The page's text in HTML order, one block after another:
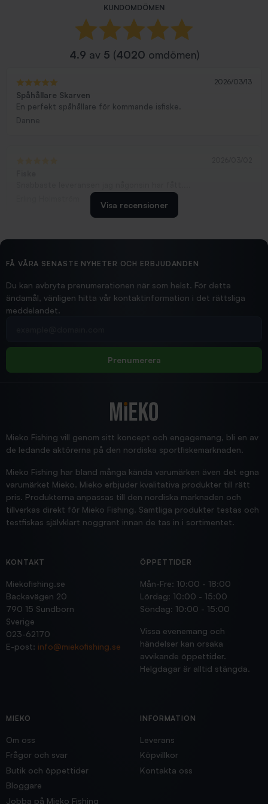
KUNDOMDÖMEN
4.9 av 5 (4020 omdömen)
2026/03/13
Spåhållare Skarven
En perfekt spåhållare för kommande isfiske.
Danne
2026/02/19
Hittade exakt vad jag behövde. Snabb och bra...
Jensa
Visa recensioner
FÅ VÅRA SENASTE NYHETER OCH ERBJUDANDEN
Du kan avbryta prenumerationen när som helst. För detta
ändamål, vänligen hitta vår kontaktinformation i det rättsliga
meddelandet.
Prenumerera
Mieko Fishing vill genom sitt koncept och engagemang, bli en av
de ledande aktörerna på den nordiska sportfiskemarknaden.
Mieko Fishing har bland många kända varumärken även det egna
varumärket Mieko. Mieko erbjuder kvalitativa produkter till rätt
pris. Produkterna anpassas till den nordiska marknaden och
tillverkas direkt för Mieko Fishing. Samtliga produkter testas och
testfiskas självklart noggrant innan de tas in i sortimentet.
KONTAKT
Miekofishing.se
Backavägen 20
790 15 Sundborn
Sverige
023-62170
E-post: info@miekofishing.se
ÖPPETTIDER
Mån-Fre: 10:00 - 18:00
Lördag: 10:00 - 15:00
Söndag: 10:00 - 15:00
Vissa evenemang och
händelser kan orsaka
avvikande öppettider.
Helgdagar är alltid stängda.
MIEKO
Om oss
Frågor och svar
Butik och öppettider
Bloggare
Jobba på Mieko Fishing
INFORMATION
Leverans
Köpvillkor
Kontakta oss